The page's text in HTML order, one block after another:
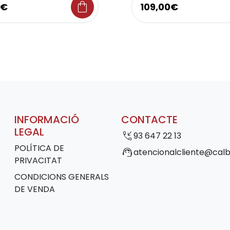
shopping_bag 109,00€
INFORMACIÓ
LEGAL
POLÍTICA DE
PRIVACITAT
CONDICIONS GENERALS
DE VENDA
CONTACTE
phone_callback93 647 22 13
support_agent